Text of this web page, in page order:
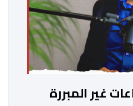
غير المبررة